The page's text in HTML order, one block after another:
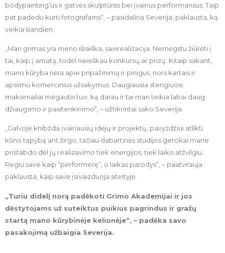
bodypainting‘us ir gatvės skulptūras bei įvairius performansus. Taip
pat padedu kurti fotografams“, – pasidalina Severija, paklausta, ką
veikia šiandien.
„Man grimas yra meno išraiška, savirealizacija. Nemėgstu žiūrėti į
tai, kaip į amatą, todėl neieškau konkursų ar prizų. Kitaip sakant,
mano kūryba nėra apie pripažinimą ir pinigus, nors kartais ir
apsiimu komercinius užsakymus. Daugiausia stengiuosi
maksimaliai mėgautis tuo, ką darau ir tai man teikia labai daug
džiaugsmo ir pasitenkinimo“, – užtikrintai sako Severija.
„Galvoje knibžda įvairiausių idėjų ir projektų, pavyzdžiui.atlikti
kūno tapybą ant žirgo, tačiau dabartinės studijos gerokai mane
pristabdo dėl jų realizavimo tiek energijos, tiek laiko atžvilgiu.
Regiu save kaip “performerę”, o laikas parodys“, – paatvirauja
paklausta, kaip save įsivaizduoja ateityje.
„Turiu didelį norą padėkoti Grimo Akademijai ir jos
dėstytojams už suteiktus puikius pagrindus ir gražų
startą mano kūrybinėje kelionėje“, – padėka savo
pasakojimą užbaigia Severija.